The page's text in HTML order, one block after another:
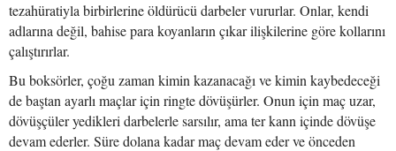
tezahüratiyla birbirlerine öldürücü darbeler vururlar. Onlar, kendi
adlarına değil, bahise para koyanların çıkar ilişkilerine göre kollarını
çalıştırırlar.
Bu boksörler, çoğu zaman kimin kazanacağı ve kimin kaybedeceği
de baştan ayarlı maçlar için ringte dövüşürler. Onun için maç uzar,
dövüşçüler yedikleri darbelerle sarsılır, ama ter kann içinde dövüşe
devam ederler. Süre dolana kadar maç devam eder ve önceden